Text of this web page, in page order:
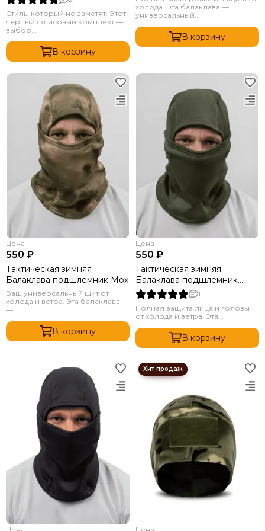
Стиль, который не заметят. Этот
чёрный флисовый комплект —
выбор...
В корзину
холода. Эта балаклава —
универсальный...
В корзину
Цена
550 ₽
Тактическая зимняя
Балаклава подшлемник Мох
Ваш универсальный щит от
холода и ветра. Эта балаклава
—...
В корзину
Цена
550 ₽
Тактическая зимняя
Балаклава подшлемник
Олива
1
Полная защита лица и головы
от холода и ветра. Эта...
В корзину